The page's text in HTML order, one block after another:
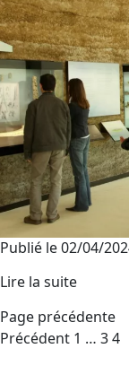
Publié le 02/04/
Lire la suite
Page précédente
Précédent 1 … 34